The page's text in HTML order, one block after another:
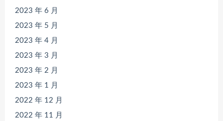
2023 年 6 月
2023 年 5 月
2023 年 4 月
2023 年 3 月
2023 年 2 月
2023 年 1 月
2022 年 12 月
2022 年 11 月